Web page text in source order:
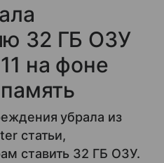
32 ГБ ОЗУ
на фоне
убрала из
статьи,
ставить 32 ГБ ОЗУ.